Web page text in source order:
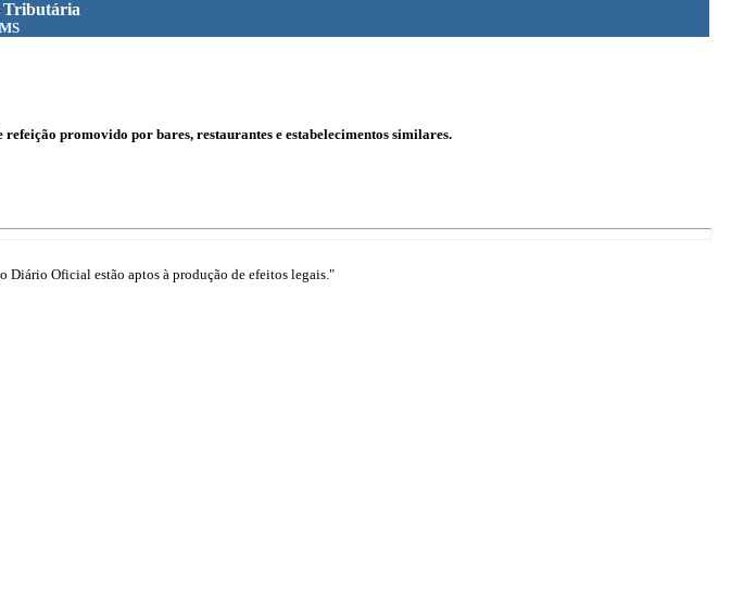
Tributária
promovido por bares, restaurantes e estabelecimentos similares.
Diário Oficial estão aptos à produção de efeitos legais."